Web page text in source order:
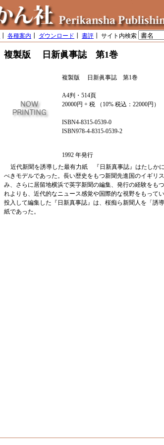
各種案内 ダウンロード 書評 ┃ サイト内検索
複製版 日新眞事誌 第1巻
複製版 日新眞事誌 第1巻
A4判・514頁
20000円 + 税 （10% 税込：22000円）
ISBN4-8315-0539-0
ISBN978-4-8315-0539-2
1992 年発行
近代新聞を誘導した最有力紙 『日新真事誌』はたしか
べきモデルであった。長い歴史をもつ新聞先進国のイギリ
み、さらに居留地横浜で英字新聞の編集、発行の経験をも
れよりも、近代的なニュース感覚や国際的な視野をもって
投入して編集した『日新真事誌』は、桜痴ら新聞人を「誘
紙であった。